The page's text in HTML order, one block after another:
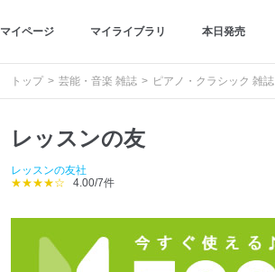
マイページ マイライブラリ 本日発売
トップ 芸能・音楽 雑誌 ピアノ・クラシック 雑誌
レッスンの友
レッスンの友社
★★★★☆
4.00/7件